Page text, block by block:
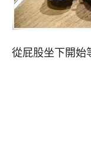
從屁股坐下開始